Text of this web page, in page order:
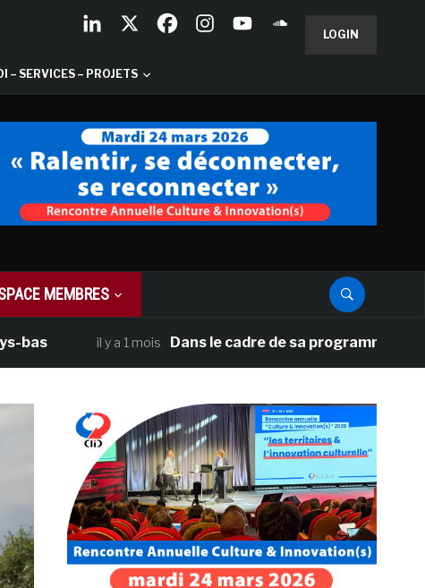
LOGIN
– SERVICES – PROJETS
MEMBRES
il y a 1 mois Dans le cadre de sa programmation